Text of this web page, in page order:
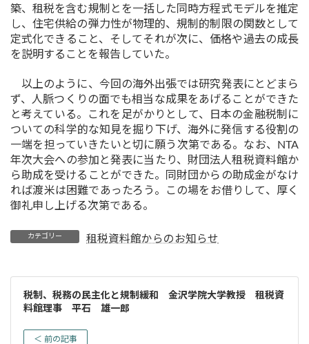
築、租税を含む規制とを一括した同時方程式モデルを推定
し、住宅供給の弾力性が物理的、規制的制限の関数として
定式化できること、そしてそれが次に、価格や過去の成長
を説明することを報告していた。
以上のように、今回の海外出張では研究発表にとどまら
ず、人脈つくりの面でも相当な成果をあげることができた
と考えている。これを足がかりとして、日本の金融税制に
ついての科学的な知見を掘り下げ、海外に発信する役割の
一端を担っていきたいと切に願う次第である。なお、NTA
年次大会への参加と発表に当たり、財団法人租税資料館か
ら助成を受けることができた。同財団からの助成金がなけ
れば渡米は困難であったろう。この場をお借りして、厚く
御礼申し上げる次第である。
カテゴリー 租税資料館からのお知らせ
税制、税務の民主化と規制緩和 金沢学院大学教授 租税資
料館理事 平石 雄一郎
＜ 前の記事